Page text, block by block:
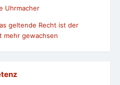
Uhrmacher
geltende Recht ist der
mehr gewachsen